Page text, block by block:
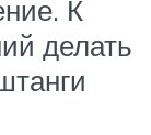
К
делать